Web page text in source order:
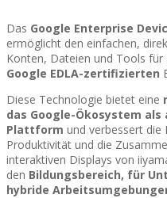
Das Google Enterprise
ermöglicht den einfachen,
Konten, Dateien und Tools
Google EDLA-zertifizierten
Diese Technologie bietet eine
das Google-Ökosystem
Plattform und verbessert die
Produktivität und die
interaktiven Displays von
den Bildungsbereich, für
hybride